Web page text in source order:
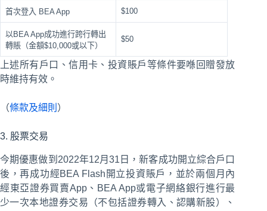
首次登入 BEA App $100
以BEA App成功進行跨行轉出
轉賬（金額$10,000或以下）
$50
上述所有戶口、信用卡、投資賬戶等條件要喺回贈發放
時維持有效。
（條款及細則 ）
3. 股票交易
今期優惠做到2022年12月31日，新客成功開立綜合戶口
後，再成功經BEA Flash開立投資賬戶，並於兩個月內
經東亞證券買賣App、BEA App或電子網絡銀行進行最
少一次本地證券交易（不包括證券轉入、認購新股）、